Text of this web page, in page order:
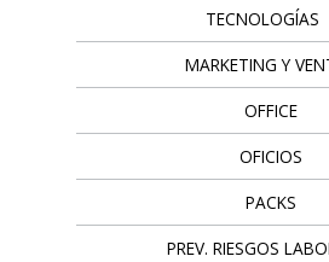
TECNOLOGÍAS
MARKETING Y
OFFICE
OFICIOS
PACKS
PREV. RIESGOS